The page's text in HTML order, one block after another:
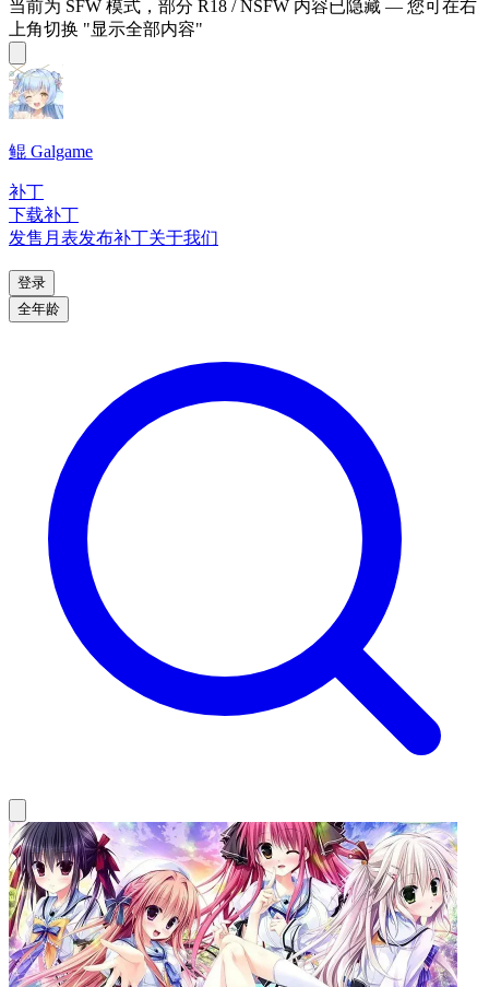
当前为 SFW 模式，部分 R18 / NSFW 内容已隐藏 — 您可在右
上角切换 "显示全部内容"
鲲 Galgame
补丁
下载补丁
发售月表发布补丁关于我们
登录
全年龄